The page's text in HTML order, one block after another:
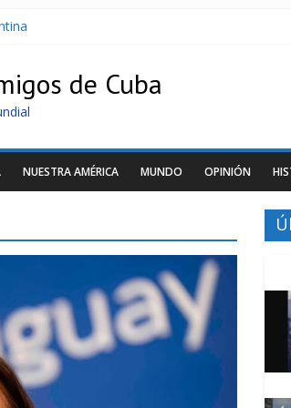
militar con Rusia y China
de Cuba
NUESTRA AMÉRICA MUNDO OPINIÓN